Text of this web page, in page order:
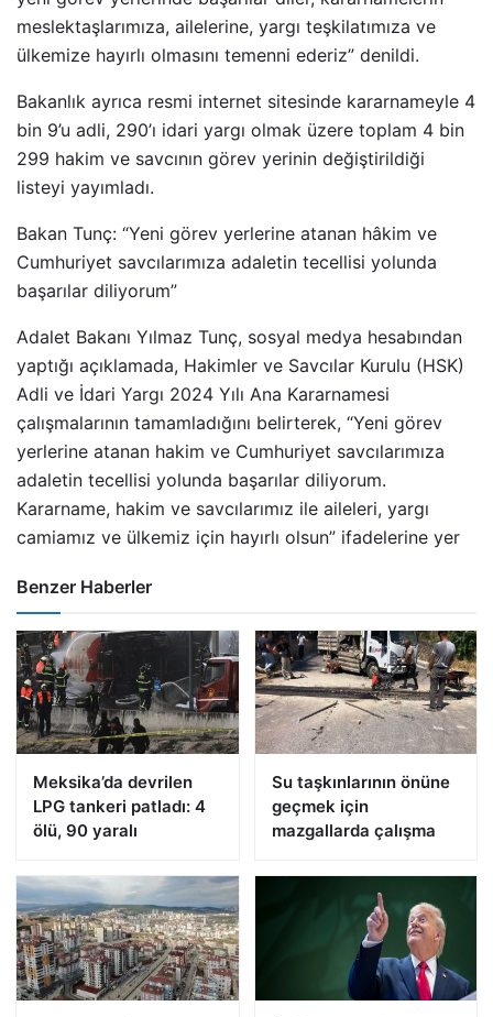
meslektaşlarımıza, ailelerine, yargı teşkilatımıza ve
ülkemize hayırlı olmasını temenni ederiz” denildi.
Bakanlık ayrıca resmi internet sitesinde kararnameyle 4
bin 9’u adli, 290’ı idari yargı olmak üzere toplam 4 bin
299 hakim ve savcının görev yerinin değiştirildiği
listeyi yayımladı.
Bakan Tunç: “Yeni görev yerlerine atanan hâkim ve
Cumhuriyet savcılarımıza adaletin tecellisi yolunda
başarılar diliyorum”
Adalet Bakanı Yılmaz Tunç, sosyal medya hesabından
yaptığı açıklamada, Hakimler ve Savcılar Kurulu (HSK)
Adli ve İdari Yargı 2024 Yılı Ana Kararnamesi
çalışmalarının tamamladığını belirterek, “Yeni görev
yerlerine atanan hakim ve Cumhuriyet savcılarımıza
adaletin tecellisi yolunda başarılar diliyorum.
Kararname, hakim ve savcılarımız ile aileleri, yargı
camiamız ve ülkemiz için hayırlı olsun” ifadelerine yer
Benzer Haberler
Meksika’da devrilen
LPG tankeri patladı: 4
ölü, 90 yaralı
Su taşkınlarının önüne
geçmek için
mazgallarda çalışma